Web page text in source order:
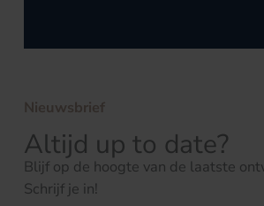
Nieuwsbrief
Altijd up to date?
Blijf op de hoogte van de laatste
Schrijf je in!